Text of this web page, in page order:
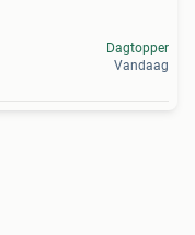
Dagtopper
Vandaag